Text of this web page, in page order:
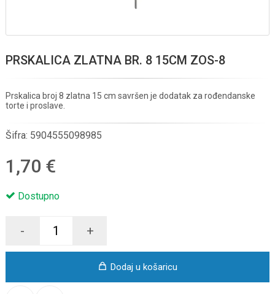
PRSKALICA ZLATNA BR. 8 15CM ZOS-8
Prskalica broj 8 zlatna 15 cm savršen je dodatak za rođendanske
torte i proslave.
Šifra: 5904555098985
1,70 €
Dostupno
- +
Dodaj u košaricu